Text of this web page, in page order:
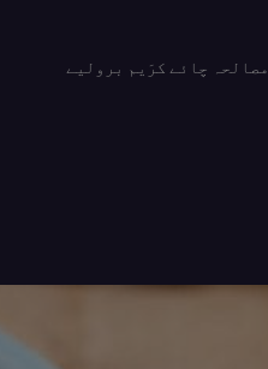
مصالحہ چائے کرَیم برولیے